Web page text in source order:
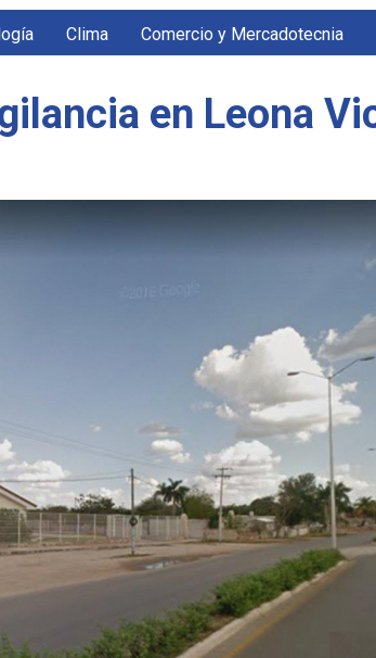
Clima Comercio y Mercadotecnia
en Leona